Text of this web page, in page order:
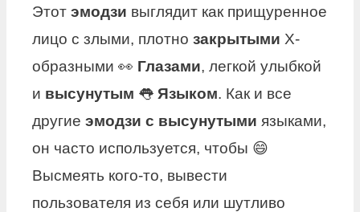
Этот эмодзи выглядит как прищуренное
лицо с злыми, плотно закрытыми Х-
образными 👀 Глазами, легкой улыбкой
и высунутым 👅 Языком. Как и все
другие эмодзи с высунутыми языками,
он часто используется, чтобы 😄
Высмеять кого-то, вывести
пользователя из себя или шутливо